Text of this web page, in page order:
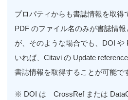
プロパティからも書誌情報を取得
PDF のファイル名のみが書誌情
が、そのような場合でも、DOI や
いれば、 Citavi の Update
書誌情報を取得することが可能で
※ DOI は CrossRef または